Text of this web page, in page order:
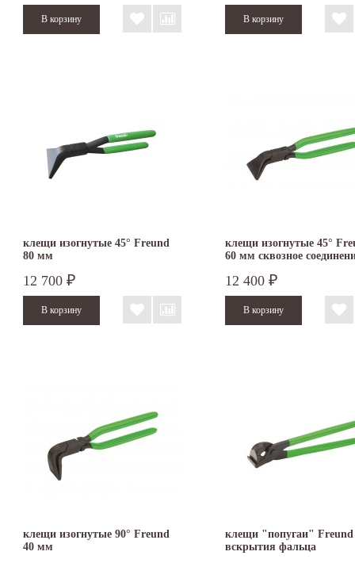
клещи изогнутые 45° Freund
80 мм
12 700 ₽
клещи изогнутые 45°
60 мм сквозное
12 400 ₽
клещи изогнутые 90° Freund
40 мм
клещи "попугаи" Freund
вскрытия фальца